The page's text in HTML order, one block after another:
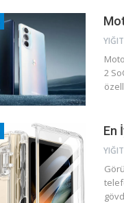
YIĞIT
2
En
YIĞIT